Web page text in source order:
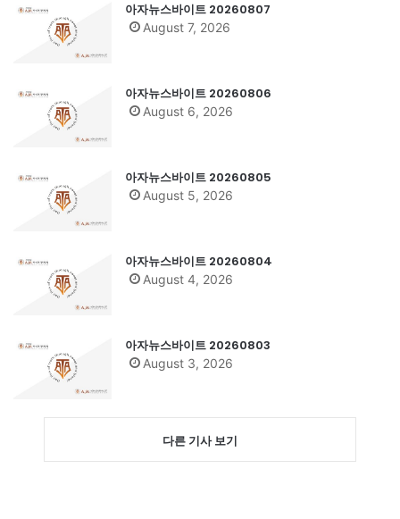
아자뉴스바이트 20260807
August 7, 2026
아자뉴스바이트 20260806
August 6, 2026
아자뉴스바이트 20260805
August 5, 2026
아자뉴스바이트 20260804
August 4, 2026
아자뉴스바이트 20260803
August 3, 2026
다른 기사 보기